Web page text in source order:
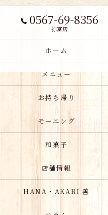
0567-69-8356
弥富店
ホーム
メニュー
お持ち帰り
モーニング
和菓子
店舗情報
HANA・AKARI 善